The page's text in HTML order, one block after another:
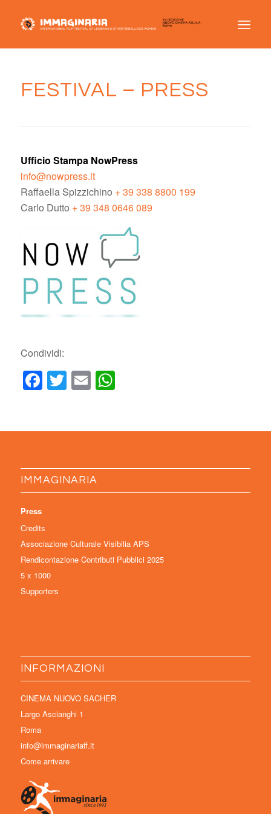
FESTIVAL – PRESS
Ufficio Stampa NowPress
info@nowpress.it
Raffaella Spizzichino + 39 338 8800 199
Carlo Dutto + 39 348 0646 089
Condividi:
Facebook
Twitter
EmailWhatsApp
IMMAGINARIA
Press
Credits
Associazione Culturale Visibilia APS
Rendicontazione Contributi Pubblici 2025
5 x 1000
Supporters
INFORMAZIONI
CINEMA NUOVO SACHER
Largo Ascianghi 1
Roma
info@immaginariaff.it
Come arrivare